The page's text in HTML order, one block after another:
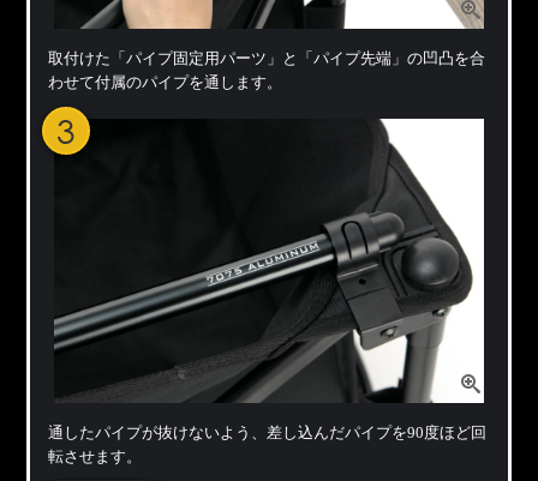
取付けた「パイプ固定用パーツ」と「パイプ先端」の凹凸を合
わせて付属のパイプを通します。
3
通したパイプが抜けないよう、差し込んだパイプを90度ほど回
転させます。